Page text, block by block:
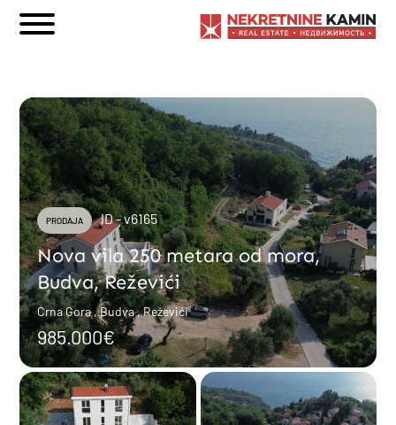
PRODAJA ID - v6165
Nova vila 250 metara od mora,
Budva, Reževići
Crna Gora , Budva , Reževići
985.000€